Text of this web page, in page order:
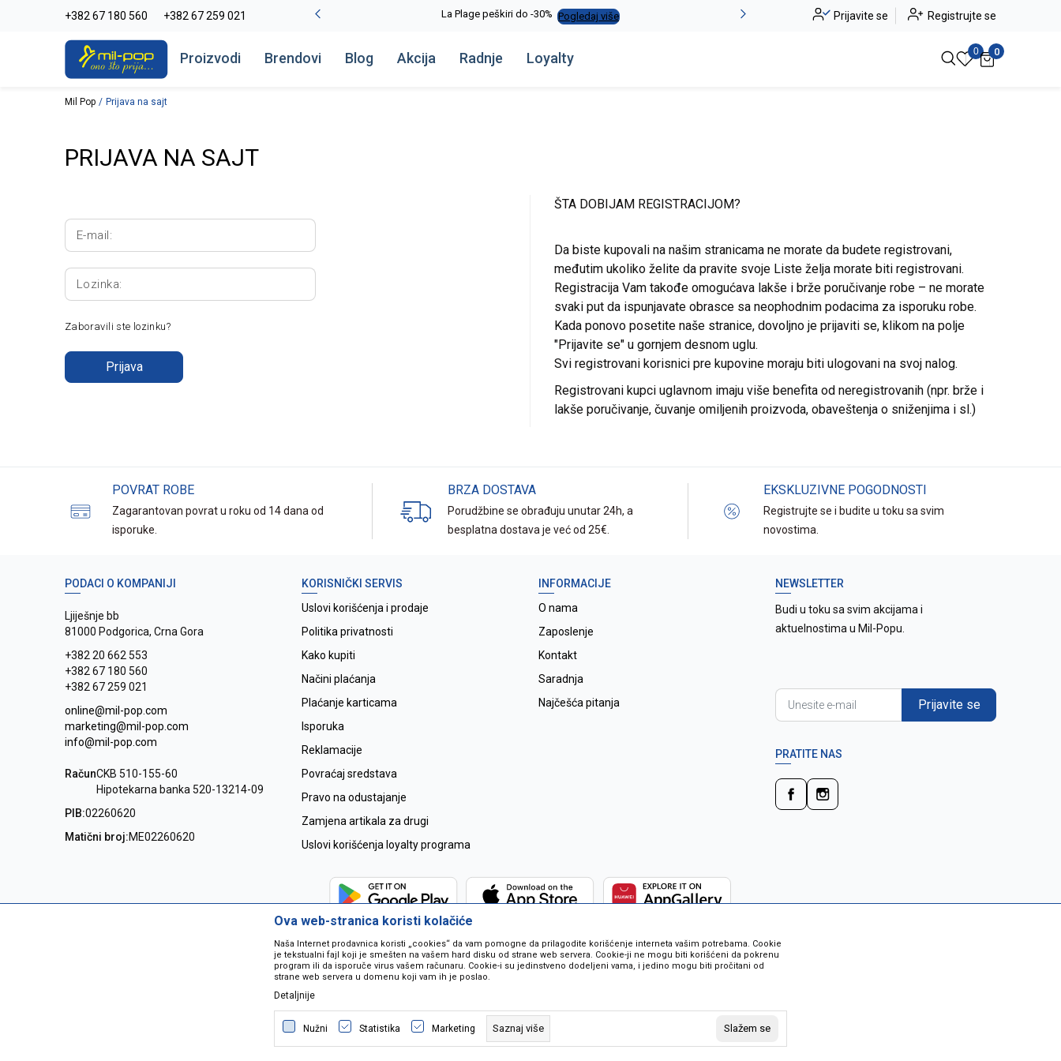
+382 67 180 560 +382 67 259 021
-20% na kompletan asortiman Pogledaj više La Plage peškiri do -30% Pogledaj više Alma Ras do -50% Pogledaj više
Prijavite se Registrujte se
Proizvodi Brendovi Blog Akcija Radnje Loyalty 0 0
Mil Pop Prijava na sajt
PRIJAVA NA SAJT
E-mail:
Lozinka:
Zaboravili ste lozinku?
Prijava
ŠTA DOBIJAM REGISTRACIJOM?
Da biste kupovali na našim stranicama ne morate da budete registrovani,
međutim ukoliko želite da pravite svoje Liste želja morate biti registrovani.
Registracija Vam takođe omogućava lakše i brže poručivanje robe – ne morate
svaki put da ispunjavate obrasce sa neophodnim podacima za isporuku robe.
Kada ponovo posetite naše stranice, dovoljno je prijaviti se, klikom na polje
"Prijavite se" u gornjem desnom uglu.
Svi registrovani korisnici pre kupovine moraju biti ulogovani na svoj nalog.
Registrovani kupci uglavnom imaju više benefita od neregistrovanih (npr. brže i
lakše poručivanje, čuvanje omiljenih proizvoda, obaveštenja o sniženjima i sl.)
POVRAT ROBE
Zagarantovan povrat u roku od 14 dana od
isporuke.
BRZA DOSTAVA
Porudžbine se obrađuju unutar 24h, a
besplatna dostava je već od 25€.
EKSKLUZIVNE POGODNOSTI
Registrujte se i budite u toku sa svim
novostima.
PODACI O KOMPANIJI
Ljiješnje bb
81000 Podgorica, Crna Gora
+382 20 662 553
+382 67 180 560
+382 67 259 021
online@mil-pop.com
marketing@mil-pop.com
info@mil-pop.com
RačunCKB 510-155-60
Hipotekarna banka 520-13214-09
PIB:02260620
Matični broj:ME02260620
KORISNIČKI SERVIS
Uslovi korišćenja i prodaje
Politika privatnosti
Kako kupiti
Načini plaćanja
Plaćanje karticama
Isporuka
Reklamacije
Povraćaj sredstava
Pravo na odustajanje
Zamjena artikala za drugi
Uslovi korišćenja loyalty programa
INFORMACIJE
O nama
Zaposlenje
Kontakt
Saradnja
Najčešća pitanja
NEWSLETTER
Budi u toku sa svim akcijama i
aktuelnostima u Mil-Popu.
Prijavite se
PRATITE NAS
Nastojimo da budemo što precizniji u opisu proizvoda, prikazu slika i samih cijena ali ne možemo garantovati da su sve informacije kompletne i bez
grešaka. Svi artikli na sajtu su dio naše ponude i ne podrazumjeva se da su dostupni u svakom trenutku. Raspoloživost robe možete provjeriti besplatnim
pozivom na broj 067259021.
©2026www.mil-pop.com, IzradaNB SOFT. Sva prava zadržana.
Ova web-stranica koristi kolačiće
Naša Internet prodavnica koristi „cookies“ da vam pomogne da prilagodite korišćenje interneta vašim potrebama. Cookie
je tekstualni fajl koji je smešten na vašem hard disku od strane web servera. Cookie-ji ne mogu biti korišćeni da pokrenu
program ili da isporuče virus vašem računaru. Cookie-i su jedinstveno dodeljeni vama, i jedino mogu biti pročitani od
strane web servera u domenu koji vam ih je poslao.
Detaljnije
Nužni Statistika Marketing Saznaj više Slažem se